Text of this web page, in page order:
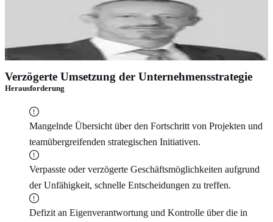
was zur Straffung des gesamten
Entscheidungsprozesses beiträgt.
Claudio Rollini Generalsekretär und Mitglied des
Exekutivkomitees von Union Bancaire Privée UBP SA
Verzögerte Umsetzung der Unternehmensstrategie
Herausforderung
Mangelnde Übersicht über den Fortschritt von Projekten und
teamübergreifenden strategischen Initiativen.
Verpasste oder verzögerte Geschäftsmöglichkeiten aufgrund
der Unfähigkeit, schnelle Entscheidungen zu treffen.
Defizit an Eigenverantwortung und Kontrolle über die in